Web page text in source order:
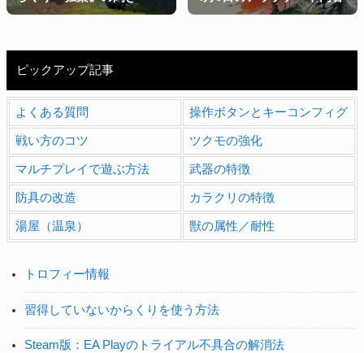
ピックアップ記事
よくある質問 操作ボタンとキーコンフィグ
戦い方のコツ ツクモの強化
マルチプレイで遊ぶ方法 武器の特徴
防具の改造 カラクリの特徴
湯屋（温泉） 獣の属性／耐性
トロフィー情報
習得していないからくりを使う方法
Steam版：EA Playのトライアル不具合の解消法